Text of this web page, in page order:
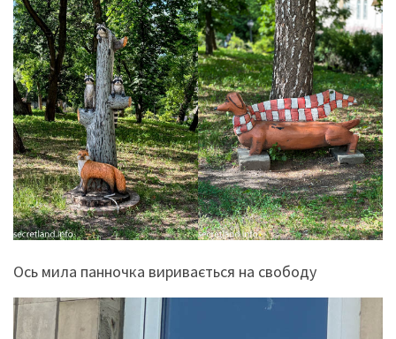
Ось мила панночка виривається на свободу